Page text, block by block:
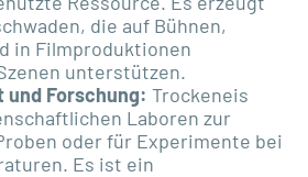
die auf Bühnen,
in Filmproduktionen
unterstützen.
Forschung: Trockeneis
Laboren zur
oder für Experimente bei
Es ist ein